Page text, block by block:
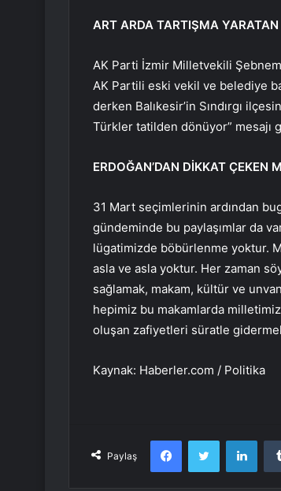
ART ARDA TARTIŞMA
AK Parti İzmir Milletvekili Şebnem
AK Partili eski vekil ve belediye
derken Balıkesir’in Sındırgı
Türkler tatilden dönüyor” mesajı
ERDOĞAN’DAN DİKKAT ÇEKEN
31 Mart seçimlerinin ardından
gündeminde bu paylaşımlar da
lügatimizde böbürlenme yoktur.
asla ve asla yoktur. Her zaman
sağlamak, makam, kültür ve
hepimiz bu makamlarda
oluşan zafiyetleri süratle
Kaynak: Haberler.com / Politika
Paylaş
FacebookTwitter